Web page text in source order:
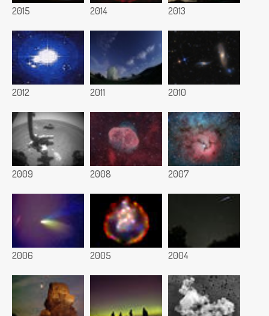
2015 2014 2013
2012 2011 2010
2009 2008 2007
2006 2005 2004